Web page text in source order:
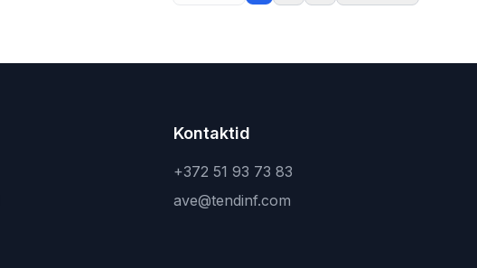
Kontaktid
+372 51 93 73 83
ave@tendinf.com